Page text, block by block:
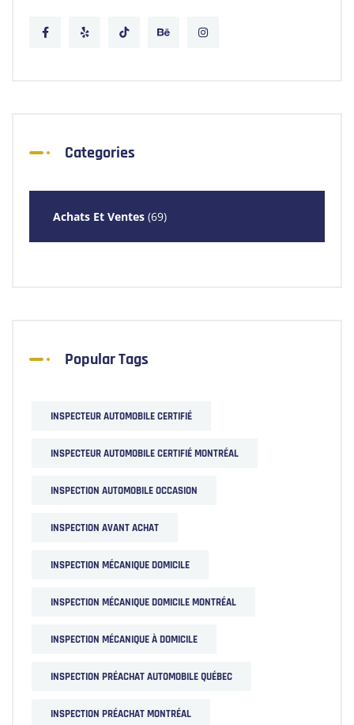
Categories
Achats Et Ventes (69)
Popular Tags
INSPECTEUR AUTOMOBILE CERTIFIÉ
INSPECTEUR AUTOMOBILE CERTIFIÉ MONTRÉAL
INSPECTION AUTOMOBILE OCCASION
INSPECTION AVANT ACHAT
INSPECTION MÉCANIQUE DOMICILE
INSPECTION MÉCANIQUE DOMICILE MONTRÉAL
INSPECTION MÉCANIQUE À DOMICILE
INSPECTION PRÉACHAT AUTOMOBILE QUÉBEC
INSPECTION PRÉACHAT MONTRÉAL